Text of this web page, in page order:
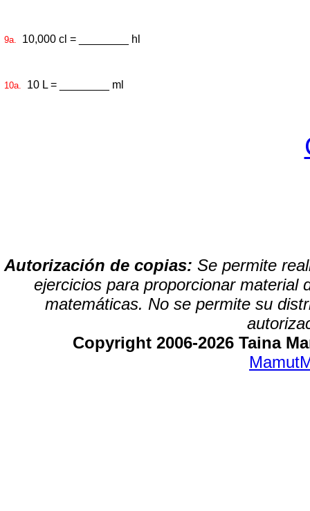
9a. 10,000 cl = ________ hl
10a. 10 L = ________ ml
Autorización de copias: Se permite
ejercicios para proporcionar material
matemáticas. No se permite su
Copyright 2006-2026 Taina